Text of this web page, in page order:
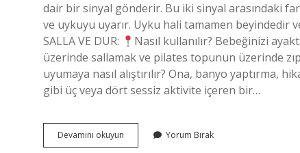
dair bir sinyal gönderir. Bu iki sinyal arasındaki
ve uykuyu uyarır. Uyku hali tamamen beyindedir
SALLA VE DUR:
Nasıl kullanılır? Bebeğinizi
üzerinde sallamak ve pilates topunun üzerinde
uyumaya nasıl alıştırılır? Ona, banyo yaptırma,
gibi üç veya dört sessiz aktivite içeren bir…
Devamını okuyun Sallayarak
Uyutmayı
Yorum Bırak